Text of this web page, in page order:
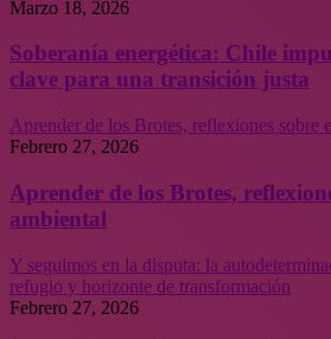
Marzo 18, 2026
Soberanía energética: Chile
clave para una transición justa
Aprender de los Brotes, reflexiones sobre
Febrero 27, 2026
Aprender de los Brotes,
ambiental
Y seguimos en la disputa: la
refugio y horizonte de transformación
Febrero 27, 2026